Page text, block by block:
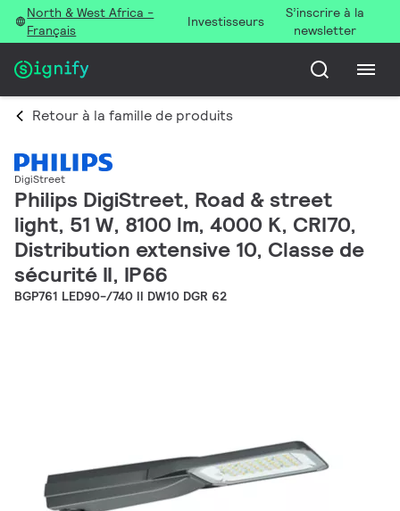
North & West Africa -
Français
Investisseurs
S’inscrire à la
newsletter
Retour à la famille de produits
DigiStreet
Philips DigiStreet, Road & street
light, 51 W, 8100 lm, 4000 K, CRI70,
Distribution extensive 10, Classe de
sécurité II, IP66
BGP761 LED90-/740 II DW10 DGR 62